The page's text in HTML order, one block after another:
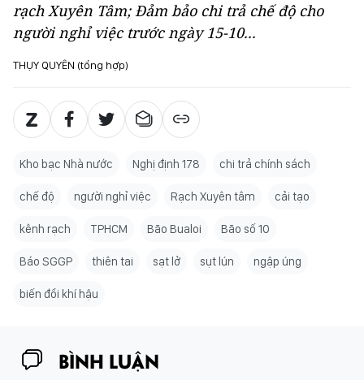
rạch Xuyên Tâm; Đảm bảo chi trả chế độ cho
người nghỉ việc trước ngày 15-10...
THỤY QUYÊN (tổng hợp)
Kho bạc Nhà nước Nghị định 178 chi trả chính sách
chế độ người nghỉ việc Rạch Xuyên tâm cải tạo
kênh rạch TPHCM Bão Bualoi Bão số 10
Báo SGGP thiên tai sạt lở sụt lún ngập úng
biến đổi khí hậu
BÌNH LUẬN